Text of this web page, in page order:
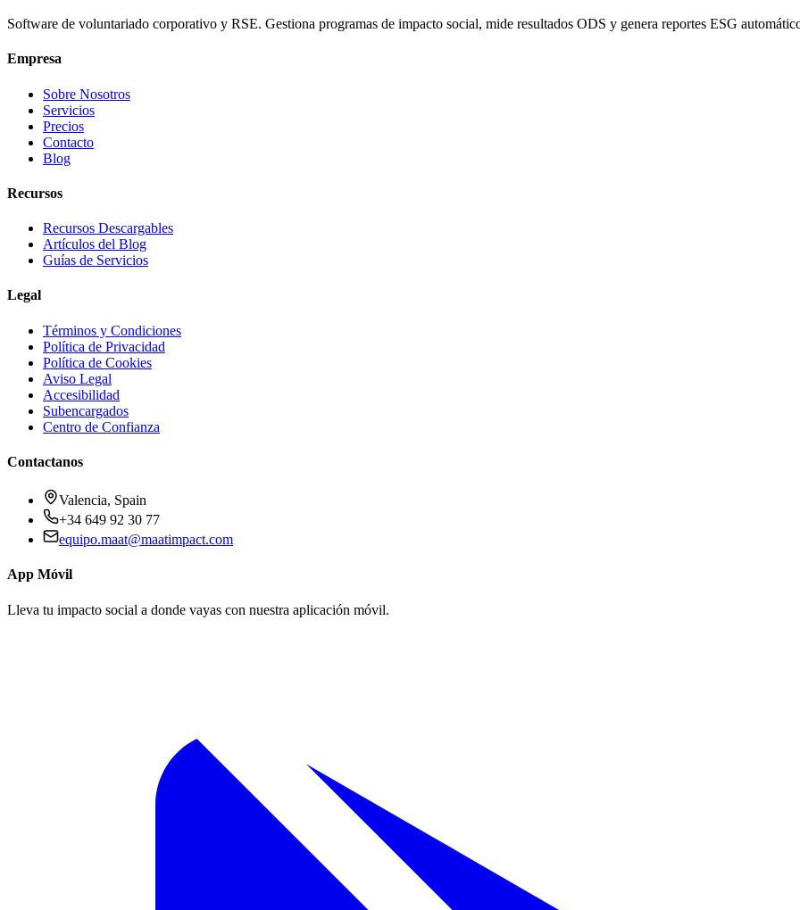
Software de voluntariado corporativo y RSE. Gestiona programas de impacto social, mide resultados ODS y genera reportes ESG
Empresa
Sobre Nosotros
Servicios
Precios
Contacto
Blog
Recursos
Recursos Descargables
Artículos del Blog
Guías de Servicios
Legal
Términos y Condiciones
Política de Privacidad
Política de Cookies
Aviso Legal
Accesibilidad
Subencargados
Centro de Confianza
Contactanos
Valencia, Spain
+34 649 92 30 77
equipo.maat@maatimpact.com
App Móvil
Lleva tu impacto social a donde vayas con nuestra aplicación móvil.